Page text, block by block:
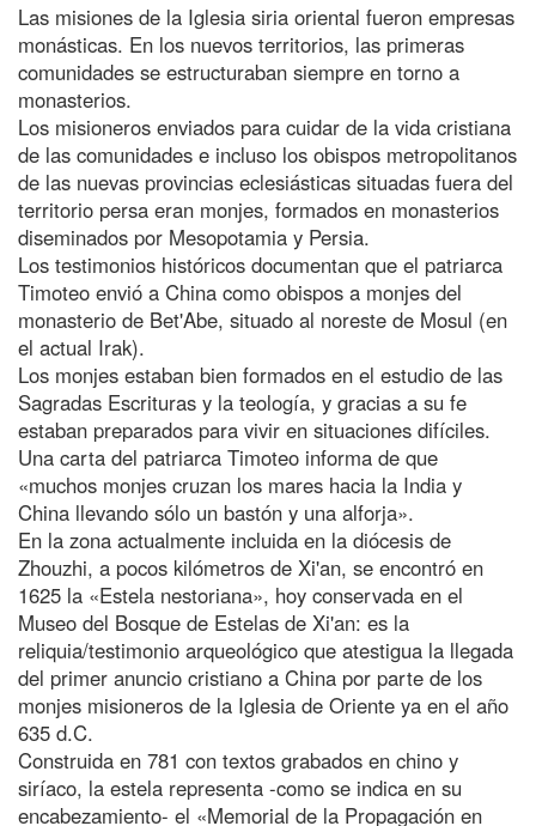
Las misiones de la Iglesia siria oriental fueron empresas
monásticas. En los nuevos territorios, las primeras
comunidades se estructuraban siempre en torno a
monasterios.
Los misioneros enviados para cuidar de la vida cristiana
de las comunidades e incluso los obispos metropolitanos
de las nuevas provincias eclesiásticas situadas fuera del
territorio persa eran monjes, formados en monasterios
diseminados por Mesopotamia y Persia.
Los testimonios históricos documentan que el patriarca
Timoteo envió a China como obispos a monjes del
monasterio de Bet'Abe, situado al noreste de Mosul (en
el actual Irak).
Los monjes estaban bien formados en el estudio de las
Sagradas Escrituras y la teología, y gracias a su fe
estaban preparados para vivir en situaciones difíciles.
Una carta del patriarca Timoteo informa de que
«muchos monjes cruzan los mares hacia la India y
China llevando sólo un bastón y una alforja».
En la zona actualmente incluida en la diócesis de
Zhouzhi, a pocos kilómetros de Xi'an, se encontró en
1625 la «Estela nestoriana», hoy conservada en el
Museo del Bosque de Estelas de Xi'an: es la
reliquia/testimonio arqueológico que atestigua la llegada
del primer anuncio cristiano a China por parte de los
monjes misioneros de la Iglesia de Oriente ya en el año
635 d.C.
Construida en 781 con textos grabados en chino y
siríaco, la estela representa -como se indica en su
encabezamiento- el «Memorial de la Propagación en